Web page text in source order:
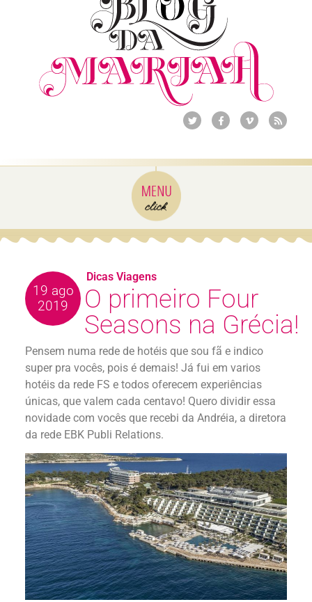
19 ago
2019
O primeiro Four
Seasons na Grécia!
Pensem numa rede de hotéis que sou fã e indico
super pra vocês, pois é demais! Já fui em varios
hotéis da rede FS e todos oferecem experiências
únicas, que valem cada centavo! Quero dividir essa
novidade com vocês que recebi da Andréia, a diretora
da rede EBK Publi Relations.
Dicas Viagens